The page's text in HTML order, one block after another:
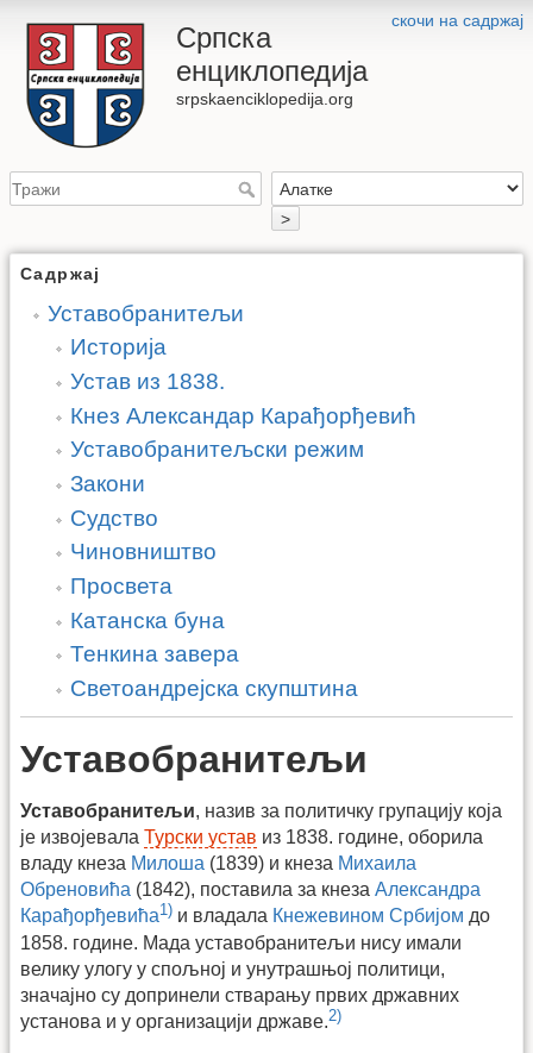
скочи на садржај
Српска
енциклопедија
srpskaenciklopedija.org
>
Садржај
Уставобранитељи
Историја
Устав из 1838.
Кнез Александар Карађорђевић
Уставобранитељски режим
Закони
Судство
Чиновништво
Просвета
Катанска буна
Тенкина завера
Светоандрејска скупштина
Уставобранитељи
Уставобранитељи, назив за политичку групацију која
је извојевала Турски устав из 1838. године, оборила
владу кнеза Милоша (1839) и кнеза Михаила
Обреновића (1842), поставила за кнеза Александра
Карађорђевића1) и владала Кнежевином Србијом до
1858. године. Мада уставобранитељи нису имали
велику улогу у спољној и унутрашњој политици,
значајно су допринели стварању првих државних
установа и у организацији државе.2)